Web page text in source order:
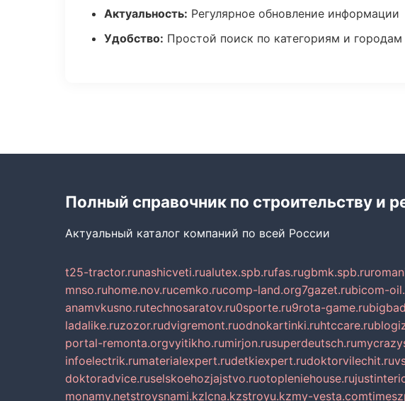
Актуальность: Регулярное обновление информации
Удобство: Простой поиск по категориям и городам
Полный справочник по строительству и
Актуальный каталог компаний по всей России
t25-tractor.runashicveti.rualutex.spb.rufas.rugbmk.spb.ru
mnso.ruhome.nov.rucemko.rucomp-land.org7gazet.rubicom-
anamvkusno.rutechnosaratov.ru0sporte.ru9rota-game.ru
ladalike.ruzozor.rudvigremont.ruodnokartinki.ruhtccare.ru
portal-remonta.orgvyitikho.rumirjon.rusuperdeutsch.ru
infoelectrik.rumaterialexpert.rudetkiexpert.rudoktorvilechit.ru
doktoradvice.ruselskoehozjajstvo.ruotopleniehouse.ru
monamy.netstroysnami.kzlcna.kzstroyu.kzmy-vesta.com